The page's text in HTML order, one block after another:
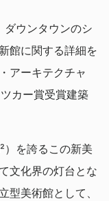
ウンタウンのシ
館に関する詳細を
アーキテクチャ
カー賞受賞建築
を誇るこの新美
文化界の灯台とな
型美術館として、